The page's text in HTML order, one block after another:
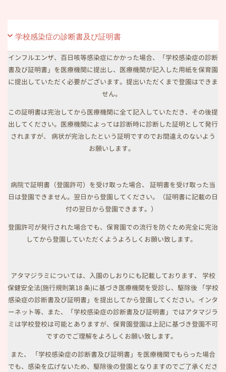
学校感染症の診断書及び証明書
インフルエンザ、百日咳等感染症にかかった場合、「学校感染症の診断
書及び証明書」を医療機関に提出し、医療機関が記入した用紙を保育園
に提出していただく必要がございます。提出いただくまで登園はできま
せん。
この証明書は完治してから医療機関に全て記入していただき、その後提
出してください。医療機関によっては診断時に診断した証明として発行
されますが、 病状が完治したという証明ですのでお間違えのないよう
お願いします。
病院で証明書（登園許可）を受け取った場合、 証明書を受け取った当
日は登園できません。翌日から登園してください。（証明書に記載の日
付の翌日から登園できます。）
登園許可が発行された場合でも、保育園での流行を防ぐため完全に完治
してから登園していただくようよろしくお願い致します。
アタマジラミについては、入園のしおりにも記載しております、 学校
保健安全法(施行規則第18 条)に基づき医療機関を受診し、駆除後 「学校
感染症の診断書及び証明書」を提出してから登園してください。インタ
ーネット等、また、「学校感染症の診断書及び証明書」ではアタマジラ
ミは学校登校は可能とありますが、保育園登園は上記に基づき登園不可
ですのでご理解をよろしくお願い致します。
また、 「学校感染症の診断書及び証明書」を医療機関でもらった場合
でも、感染を広げないため、駆除後の登園となりますのでご了承くださ